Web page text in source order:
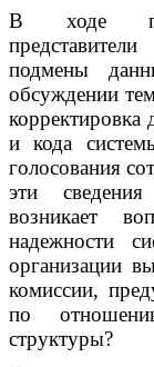
В ходе
подмены
обсуждении
корректировка
и кода
голосования
эти сведения
возникает
надежности
организации
комиссии,
по
структуры?